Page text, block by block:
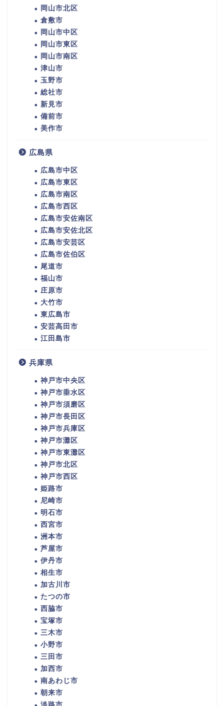
岡山市北区
倉敷市
岡山市中区
岡山市東区
岡山市南区
津山市
玉野市
総社市
新見市
備前市
美作市
広島県
広島市中区
広島市東区
広島市南区
広島市西区
広島市安佐南区
広島市安佐北区
広島市安芸区
広島市佐伯区
尾道市
福山市
庄原市
大竹市
東広島市
安芸高田市
江田島市
兵庫県
神戸市中央区
神戸市垂水区
神戸市須磨区
神戸市長田区
神戸市兵庫区
神戸市灘区
神戸市東灘区
神戸市北区
神戸市西区
姫路市
尼崎市
明石市
西宮市
洲本市
芦屋市
伊丹市
相生市
加古川市
たつの市
西脇市
宝塚市
三木市
小野市
三田市
加西市
南あわじ市
朝来市